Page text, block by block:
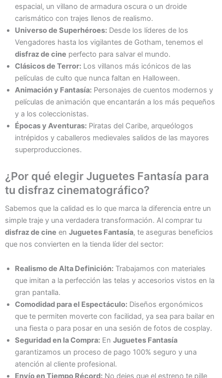
espacial, un villano de armadura oscura o un droide
carismático con trajes llenos de realismo.
Universo de Superhéroes: Desde los líderes de los
Vengadores hasta los vigilantes de Gotham, tenemos el
disfraz de cine perfecto para salvar el mundo.
Clásicos de Terror: Los villanos más icónicos de las
películas de culto que nunca faltan en Halloween.
Animación y Fantasía: Personajes de cuentos modernos y
películas de animación que encantarán a los más pequeños
y a los coleccionistas.
Épocas y Aventuras: Piratas del Caribe, arqueólogos
intrépidos y caballeros medievales salidos de las mayores
superproducciones.
¿Por qué elegir Juguetes Fantasía para
tu disfraz cinematográfico?
Sabemos que la calidad es lo que marca la diferencia entre un
simple traje y una verdadera transformación. Al comprar tu
disfraz de cine en Juguetes Fantasía, te aseguras beneficios
que nos convierten en la tienda líder del sector:
Realismo de Alta Definición: Trabajamos con materiales
que imitan a la perfección las telas y accesorios vistos en la
gran pantalla.
Comodidad para el Espectáculo: Diseños ergonómicos
que te permiten moverte con facilidad, ya sea para bailar en
una fiesta o para posar en una sesión de fotos de cosplay.
Seguridad en la Compra: En Juguetes Fantasía
garantizamos un proceso de pago 100% seguro y una
atención al cliente profesional.
Envío en Tiempo Récord: No dejes que el estreno te pille